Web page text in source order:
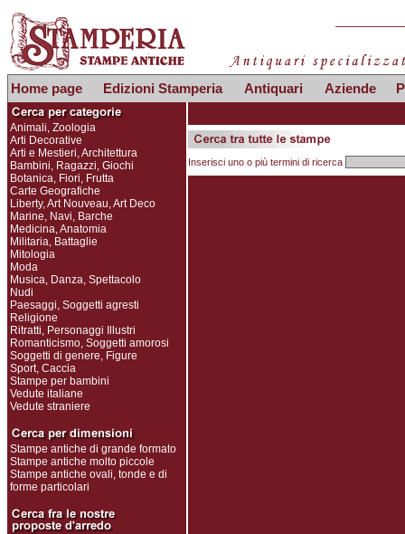
Home page Edizioni Stamperia Antiquari Aziende
Animali, Zoologia
Arti Decorative
Arti e Mestieri, Architettura
Bambini, Ragazzi, Giochi
Botanica, Fiori, Frutta
Carte Geografiche
Liberty, Art Nouveau, Art Deco
Marine, Navi, Barche
Medicina, Anatomia
Militaria, Battaglie
Mitologia
Moda
Musica, Danza, Spettacolo
Nudi
Paesaggi, Soggetti agresti
Religione
Ritratti, Personaggi Illustri
Romanticismo, Soggetti amorosi
Soggetti di genere, Figure
Sport, Caccia
Stampe per bambini
Vedute italiane
Vedute straniere
Stampe antiche di grande formato
Stampe antiche molto piccole
Stampe antiche ovali, tonde e di
forme particolari
Inserisci uno o più termini di ricerca